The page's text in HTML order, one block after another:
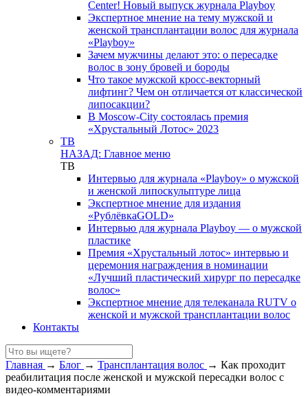
Center! Новый выпуск журнала Playboy
Экспертное мнение на тему мужской и
женской трансплантации волос для журнала
«Playboy»
Зачем мужчины делают это: о пересадке
волос в зону бровей и бороды
Что такое мужской кросс-векторный
лифтинг? Чем он отличается от классической
липосакции?
В Moscow-City состоялась премия
«Хрустальный Лотос» 2023
ТВ
НАЗАД: Главное меню
ТВ
Интервью для журнала «Playboy» о мужской
и женской липоскульптуре лица
Экспертное мнение для издания
«РублёвкаGOLD»
Интервью для журнала Playboy — о мужской
пластике
Премия «Хрустальный лотос» интервью и
церемония награждения в номинации
«Лучший пластический хирург по пересадке
волос»
Экспертное мнение для телеканала RUTV о
женской и мужской трансплантации волос
Контакты
Главная → Блог → Трансплантация волос → Как проходит
реабилитация после женской и мужской пересадки волос с
видео-комментариями